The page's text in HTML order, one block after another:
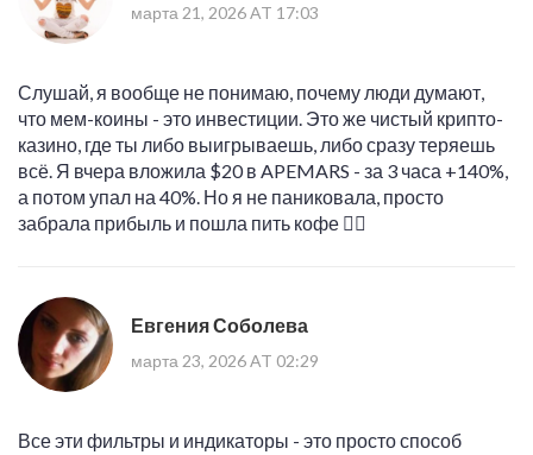
марта 21, 2026 AT 17:03
Слушай, я вообще не понимаю, почему люди думают,
что мем-коины - это инвестиции. Это же чистый крипто-
казино, где ты либо выигрываешь, либо сразу теряешь
всё. Я вчера вложила $20 в APEMARS - за 3 часа +140%,
а потом упал на 40%. Но я не паниковала, просто
забрала прибыль и пошла пить кофе 🤷‍♀️
Евгения Соболева
марта 23, 2026 AT 02:29
Все эти фильтры и индикаторы - это просто способ